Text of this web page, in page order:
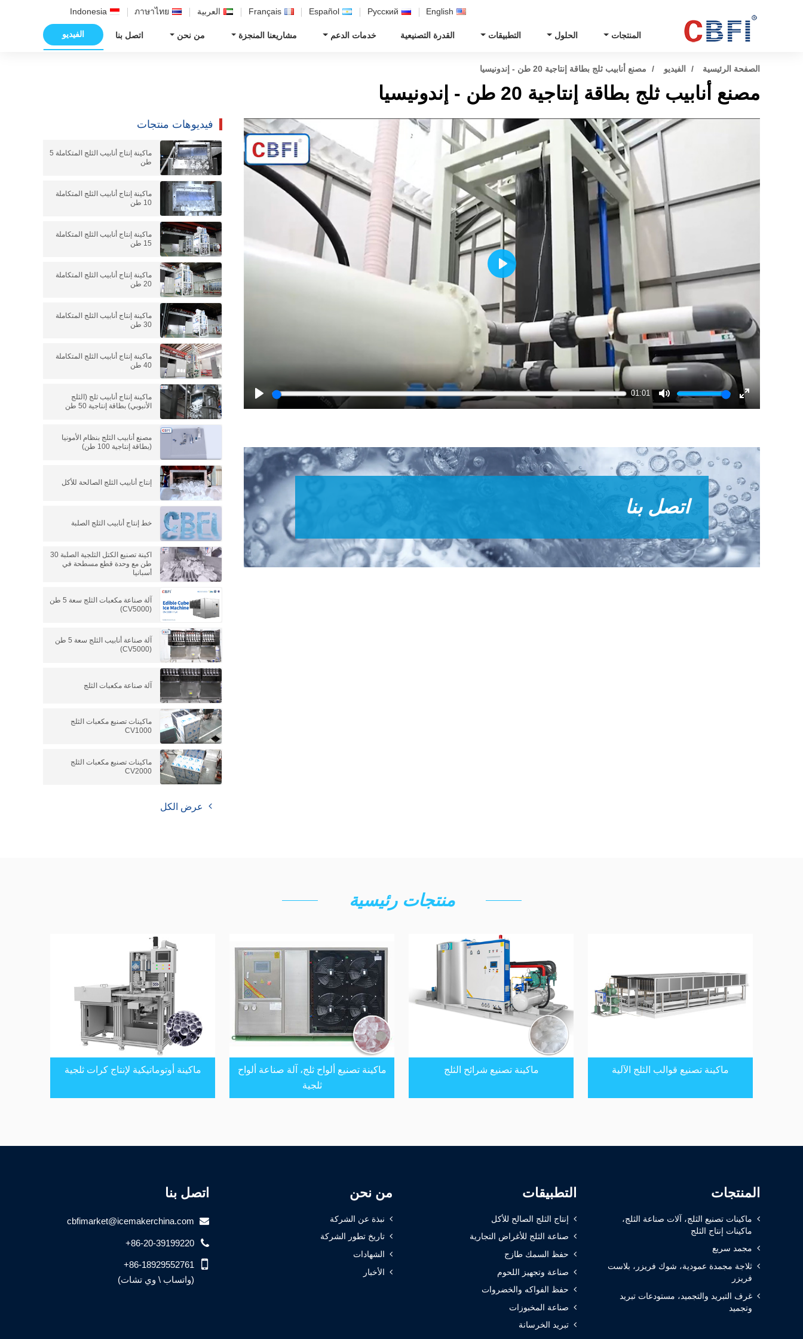
English
Русский
Español
Français العربية ภาษาไทย
Indonesia
المنتجات الحلول التطبيقات القدرة التصنيعية خدمات الدعم مشاريعنا المنجزة من نحن اتصل بنا الفيديو
الصفحة الرئيسية الفيديو مصنع أنابيب ثلج بطاقة إنتاجية 20 طن - إندونيسيا
مصنع أنابيب ثلج بطاقة إنتاجية 20 طن - إندونيسيا
Play
01:01
Mute
Enter
Play
اتصل بنا
فيديوهات منتجات
ماكينة إنتاج أنابيب الثلج المتكاملة 5
طن
ماكينة إنتاج أنابيب الثلج المتكاملة
10 طن
ماكينة إنتاج أنابيب الثلج المتكاملة
15 طن
ماكينة إنتاج أنابيب الثلج المتكاملة
20 طن
ماكينة إنتاج أنابيب الثلج المتكاملة
30 طن
ماكينة إنتاج أنابيب الثلج المتكاملة
40 طن
ماكينة إنتاج أنابيب ثلج (الثلج
الأنبوبي) بطاقة إنتاجية 50 طن
مصنع أنابيب الثلج بنظام الأمونيا
(بطاقة إنتاجية 100 طن)
إنتاج أنابيب الثلج الصالحة للأكل
خط إنتاج أنابيب الثلج الصلبة
اكينة تصنيع الكتل الثلجية الصلبة 30
طن مع وحدة قطع مسطحة في
أسبانيا
آلة صناعة مكعبات الثلج سعة 5 طن
(CV5000)
آلة صناعة أنابيب الثلج سعة 5 طن
(CV5000)
آلة صناعة مكعبات الثلج
ماكينات تصنيع مكعبات الثلج
CV1000
ماكينات تصنيع مكعبات الثلج
CV2000
عرض الكل
منتجات رئيسية
ماكينة تصنيع قوالب الثلج الآلية ماكينة تصنيع شرائح الثلج
ماكينة تصنيع ألواح ثلج، آلة صناعة ألواح
ثلجية
ماكينة أوتوماتيكية لإنتاج كرات ثلجية
المنتجات
ماكينات تصنيع الثلج، آلات صناعة الثلج،
ماكينات إنتاج الثلج
مجمد سريع
ثلاجة مجمدة عمودية، شوك فريزر، بلاست
فريزر
غرف التبريد والتجميد، مستودعات تبريد
وتجميد
التطبيقات
إنتاج الثلج الصالح للأكل
صناعة الثلج للأغراض التجارية
حفظ السمك طازج
صناعة وتجهيز اللحوم
حفظ الفواكه والخضروات
صناعة المخبوزات
تبريد الخرسانة
من نحن
نبذة عن الشركة
تاريخ تطور الشركة
الشهادات
الأخبار
اتصل بنا
cbfimarket@icemakerchina.com
+86-20-39199220
+86-18929552761
(واتساب \ وي تشات)